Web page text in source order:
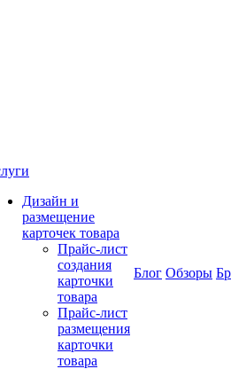
Дизайн и
размещение
карточек товара
Прайс-лист
создания
карточки
товара
Прайс-лист
размещения
карточки
товара
Блог Обзоры